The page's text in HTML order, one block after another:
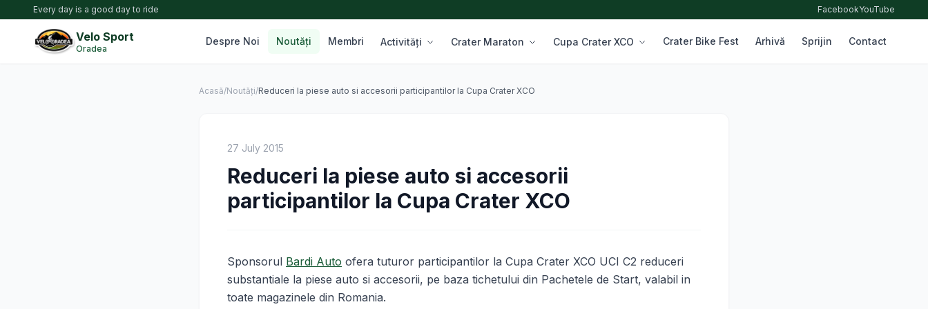
Every day is a good day to ride FacebookYouTube
Velo Sport
Oradea
Despre Noi Noutăți Membri Activități Crater Maraton Cupa Crater XCO Crater Bike Fest Arhivă Sprijin Contact
Acasă/Noutăți/Reduceri la piese auto si accesorii participantilor la Cupa Crater XCO
27 July 2015
Reduceri la piese auto si accesorii
participantilor la Cupa Crater XCO
Sponsorul Bardi Auto ofera tuturor participantilor la Cupa Crater XCO UCI C2 reduceri
substantiale la piese auto si accesorii, pe baza tichetului din Pachetele de Start, valabil in
toate magazinele din Romania.